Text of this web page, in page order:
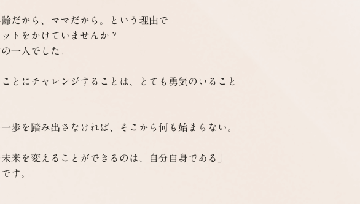
齢だから、ママだから。という理由で
トをかけていませんか？
一人でした。
とにチャレンジすることは、とても勇気のいること
歩を踏み出さなければ、そこから何も始まらない。
未来を変えることができるのは、自分自身である」
す。